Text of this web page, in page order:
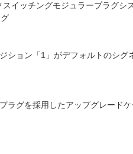
イッチングモジュラープラグシ
ョン「1」がデフォルトのシ
グを採用したアップグレード